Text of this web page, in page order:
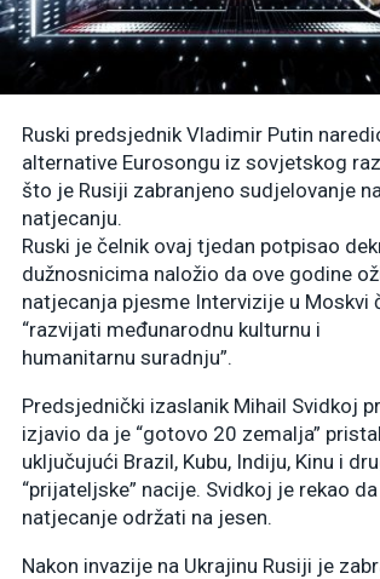
Ruski predsjednik Vladimir Putin
alternative Eurosongu iz sovjetskog
što je Rusiji zabranjeno sudjelovanje
natjecanju.
Ruski je čelnik ovaj tjedan potpisao
dužnosnicima naložio da ove godine
natjecanja pjesme Intervizije u Moskvi
“razvijati međunarodnu kulturnu i
humanitarnu suradnju”.
Predsjednički izaslanik Mihail Svidkoj
izjavio da je “gotovo 20 zemalja”
uključujući Brazil, Kubu, Indiju, Kinu i
“prijateljske” nacije. Svidkoj je rekao
natjecanje održati na jesen.
Nakon invazije na Ukrajinu Rusiji je